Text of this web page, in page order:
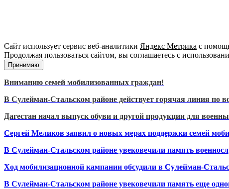
Сайт использует сервис веб-аналитики Яндекс Метрика с
Продолжая пользоваться сайтом, вы соглашаетесь с
Принимаю
Вниманию семей мобилизованных граждан!
В Сулейман-Стальском районе действует горячая линия по
Дагестан начал выпуск обуви и другой продукции для
Сергей Меликов заявил о новых мерах поддержки семей
В Сулейман-Стальском районе увековечили память
Ход мобилизационной кампании обсудили в Сулейман-
В Сулейман-Стальском районе увековечили память еще